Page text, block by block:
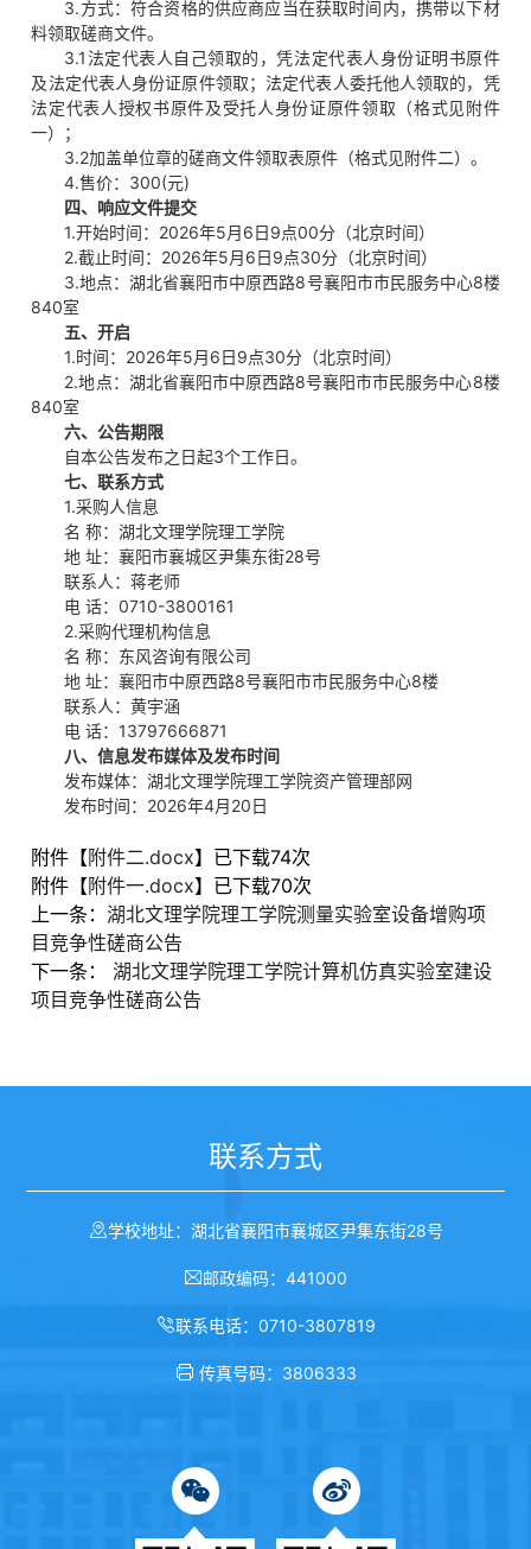
3.方式：符合资格的供应商应当在获取时间内，携带以下材
料领取磋商文件。
3.1法定代表人自己领取的，凭法定代表人身份证明书原件
及法定代表人身份证原件领取；法定代表人委托他人领取的，凭
法定代表人授权书原件及受托人身份证原件领取（格式见附件
一）；
3.2加盖单位章的磋商文件领取表原件（格式见附件二）。
4.售价：300(元)
四、 响应文件提交
1.开始时间：2026年5月6日9点00分（北京时间）
2.截止时间：2026年5月6日9点30分（北京时间）
3.地点：湖北省襄阳市中原西路8号襄阳市市民服务中心8楼
840室
五、开启
1.时间：2026年5月6日9点30分（北京时间）
2.地点：湖北省襄阳市中原西路8号襄阳市市民服务中心8楼
840室
六、公告期限
自本公告发布之日起3个工作日。
七、联系方式
1.采购人信息
名 称：湖北文理学院理工学院
地 址：襄阳市襄城区尹集东街28号
联系人：蒋老师
电 话：0710-3800161
2.采购代理机构信息
名 称：东风咨询有限公司
地 址：襄阳市中原西路8号襄阳市市民服务中心8楼
联系人：黄宇涵
电 话：13797666871
八、信息发布媒体及发布时间
发布媒体：湖北文理学院理工学院资产管理部网
发布时间：2026年4月20日
附件【附件二.docx】已下载74次
附件【附件一.docx】已下载70次
上一条：湖北文理学院理工学院测量实验室设备增购项
目竞争性磋商公告
下一条：
湖北文理学院理工学院计算机仿真实验室建设
项目竞争性磋商公告
联系方式
学校地址：湖北省襄阳市襄城区尹集东街28号
邮政编码：441000
联系电话：0710-3807819
传真号码：3806333